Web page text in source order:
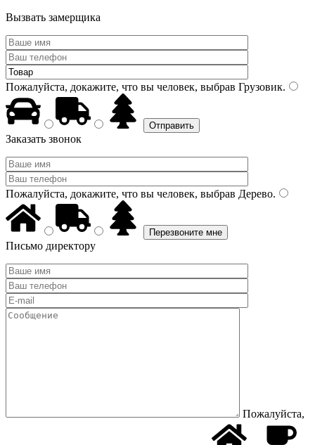
Вызвать замерщика
Пожалуйста, докажите, что вы человек, выбрав Грузовик.
Заказать звонок
Пожалуйста, докажите, что вы человек, выбрав Дерево.
Письмо директору
Пожалуйста,